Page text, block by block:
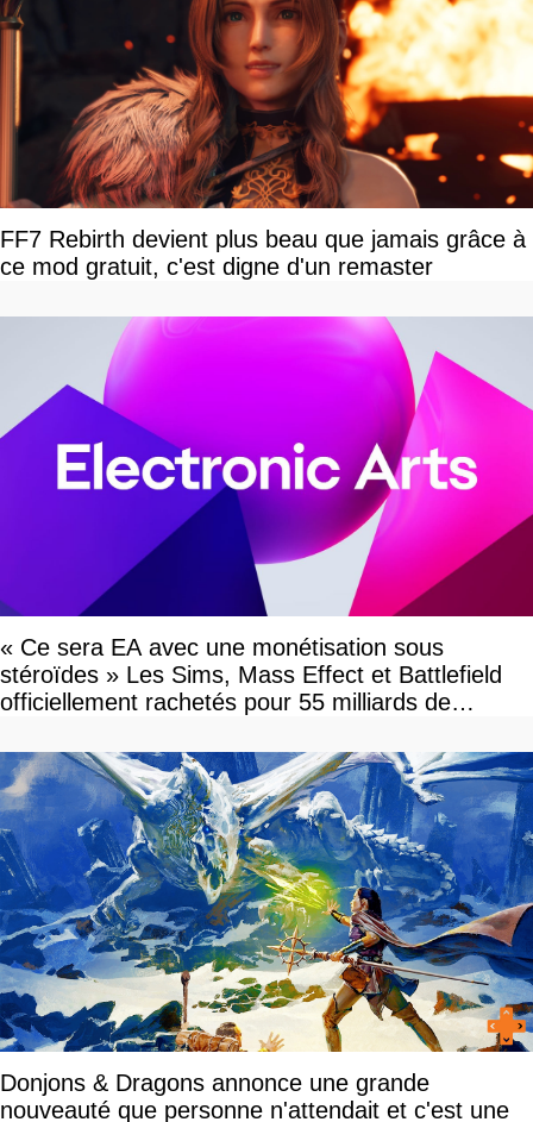
FF7 Rebirth devient plus beau que jamais grâce à
ce mod gratuit, c'est digne d'un remaster
« Ce sera EA avec une monétisation sous
stéroïdes » Les Sims, Mass Effect et Battlefield
officiellement rachetés pour 55 milliards de
Donjons & Dragons annonce une grande
nouveauté que personne n'attendait et c'est une